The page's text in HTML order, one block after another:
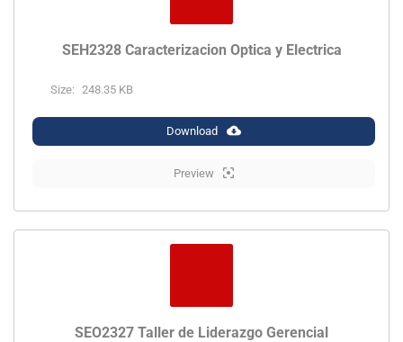
SEH2328 Caracterizacion Optica y Electrica
Size: 248.35 KB
Download
Preview
SEO2327 Taller de Liderazgo Gerencial